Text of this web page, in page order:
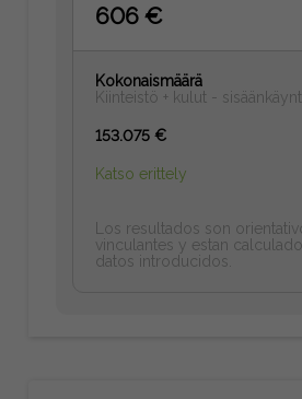
606 €
Kokonaismäärä
Kiinteistö + kulut -
153.075 €
Katso erittely
Los resultados son
vinculantes y estan
datos introducidos.